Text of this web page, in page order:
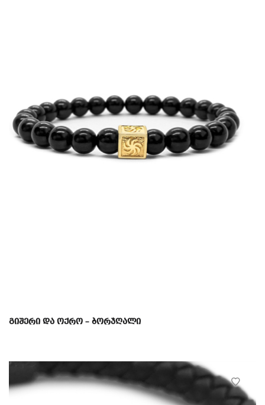
გიშერი და ოქრო – ბორჯღალი